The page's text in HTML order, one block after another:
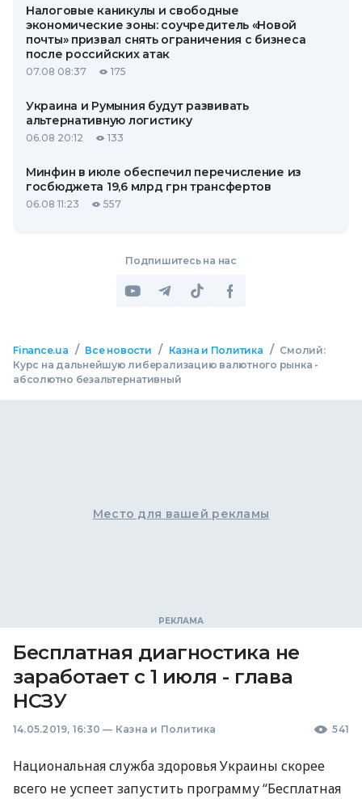
Налоговые каникулы и свободные
экономические зоны: соучредитель «Новой
почты» призвал снять ограничения с бизнеса
после российских атак
07.08 08:37 175
Украина и Румыния будут развивать
альтернативную логистику
06.08 20:12 133
Минфин в июле обеспечил перечисление из
госбюджета 19,6 млрд грн трансфертов
06.08 11:23 557
Подпишитесь на нас
Finance.ua / Все новости / Казна и Политика / Смолий:
Курс на дальнейшую либерализацию валютного рынка -
абсолютно безальтернативный
Место для вашей рекламы
Бесплатная диагностика не
заработает с 1 июля - глава
НСЗУ
14.05.2019, 16:30 — Казна и Политика 541
Национальная служба здоровья Украины скорее
всего не успеет запустить программу “Бесплатная